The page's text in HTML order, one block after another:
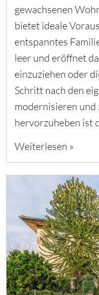
gewachsenen
bietet ideale
entspanntes
leer und eröffnet
einzuziehen oder
Schritt nach den
modernisieren und
hervorzuheben ist
Weiterlesen »